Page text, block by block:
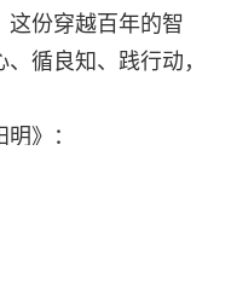
这份穿越百年的智
循良知、践行动，
》：